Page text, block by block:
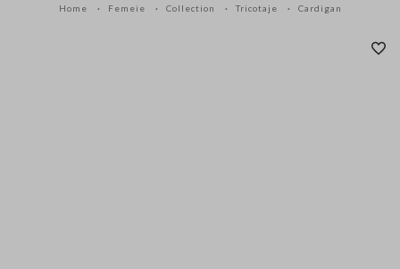
Home Femeie Collection Tricotaje Cardigan